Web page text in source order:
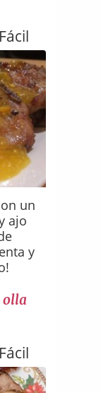
Fácil
un
ajo
y
olla
Fácil